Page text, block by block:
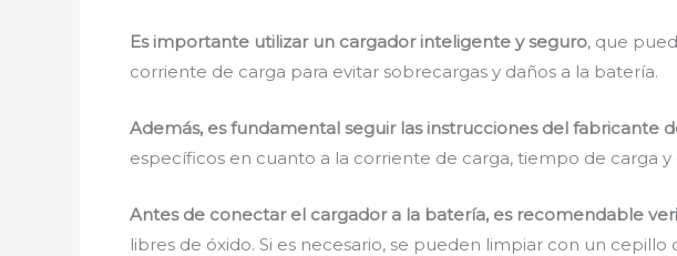
Es importante utilizar un cargador inteligente y seguro, que
corriente de carga para evitar sobrecargas y daños a la batería.
Además, es fundamental seguir las instrucciones del fabricante
específicos en cuanto a la corriente de carga, tiempo de carga
Antes de conectar el cargador a la batería, es recomendable
libres de óxido. Si es necesario, se pueden limpiar con un